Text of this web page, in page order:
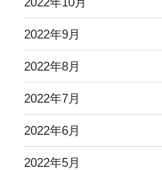
2022年9月
2022年8月
2022年7月
2022年6月
2022年5月